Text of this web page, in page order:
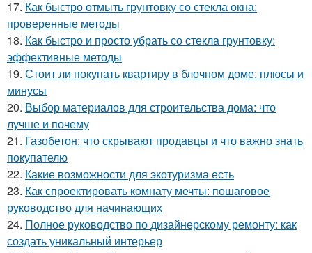
17. Как быстро отмыть грунтовку со стекла окна:
проверенные методы
18. Как быстро и просто убрать со стекла грунтовку:
эффективные методы
19. Стоит ли покупать квартиру в блочном доме: плюсы и
минусы
20. Выбор материалов для строительства дома: что
лучше и почему
21. Газобетон: что скрывают продавцы и что важно знать
покупателю
22. Какие возможности для экотуризма есть
23. Как спроектировать комнату мечты: пошаговое
руководство для начинающих
24. Полное руководство по дизайнерскому ремонту: как
создать уникальный интерьер